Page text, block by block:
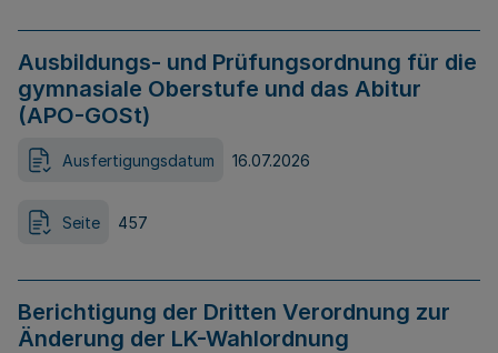
Ausbildungs- und Prüfungsordnung für die
gymnasiale Oberstufe und das Abitur
(APO-GOSt)
Ausfertigungsdatum 16.07.2026
Seite 457
Berichtigung der Dritten Verordnung zur
Änderung der LK-Wahlordnung